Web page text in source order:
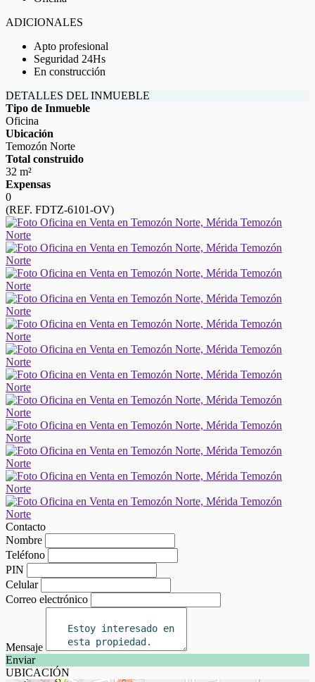
ADICIONALES
Apto profesional
Seguridad 24Hs
En construcción
DETALLES DEL INMUEBLE
Tipo de Inmueble
Oficina
Ubicación
Temozón Norte
Total construido
32 m²
Expensas
0
(REF. FDTZ-6101-OV)
Contacto
Nombre
Teléfono
PIN
Celular
Correo electrónico
Mensaje
Enviar
UBICACIÓN